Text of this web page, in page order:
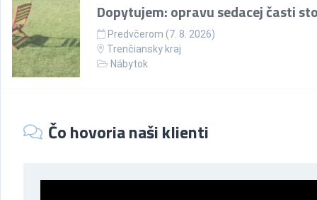
Dopytujem: opravu sedacej časti
Predvčerom (7. 8. 2026)
Trenčiansky kraj
Nábytok
Čo hovoria naši klienti